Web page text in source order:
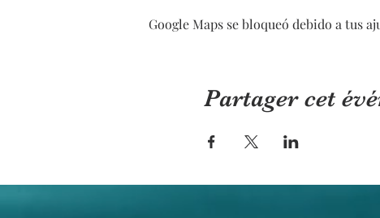
Google Maps se bloqueó debido a tus
Partager cet